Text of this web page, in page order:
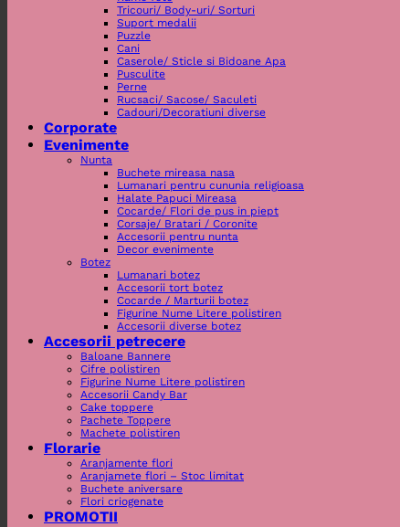
Tricouri/ Body-uri/ Sorturi
Suport medalii
Puzzle
Cani
Caserole/ Sticle si Bidoane Apa
Pusculite
Perne
Rucsaci/ Sacose/ Saculeti
Cadouri/Decoratiuni diverse
Corporate
Evenimente
Nunta
Buchete mireasa nasa
Lumanari pentru cununia religioasa
Halate Papuci Mireasa
Cocarde/ Flori de pus in piept
Corsaje/ Bratari / Coronite
Accesorii pentru nunta
Decor evenimente
Botez
Lumanari botez
Accesorii tort botez
Cocarde / Marturii botez
Figurine Nume Litere polistiren
Accesorii diverse botez
Accesorii petrecere
Baloane Bannere
Cifre polistiren
Figurine Nume Litere polistiren
Accesorii Candy Bar
Cake toppere
Pachete Toppere
Machete polistiren
Florarie
Aranjamente flori
Aranjamete flori – Stoc limitat
Buchete aniversare
Flori criogenate
PROMOTII